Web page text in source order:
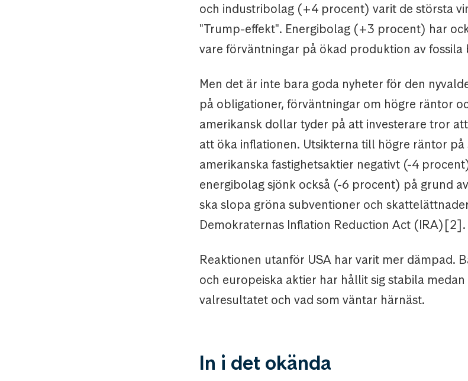
och industribolag (+4 procent) varit de största
"Trump-effekt". Energibolag (+3 procent) har
vare förväntningar på ökad produktion av
Men det är inte bara goda nyheter för den
på obligationer, förväntningar om högre räntor
amerikansk dollar tyder på att investerare tror
att öka inflationen. Utsikterna till högre räntor
amerikanska fastighetsaktier negativt (-4
energibolag sjönk också (-6 procent) på grund
ska slopa gröna subventioner och
Demokraternas Inflation Reduction Act (IRA)[2].
Reaktionen utanför USA har varit mer dämpad.
och europeiska aktier har hållit sig stabila
valresultatet och vad som väntar härnäst.
In i det okända